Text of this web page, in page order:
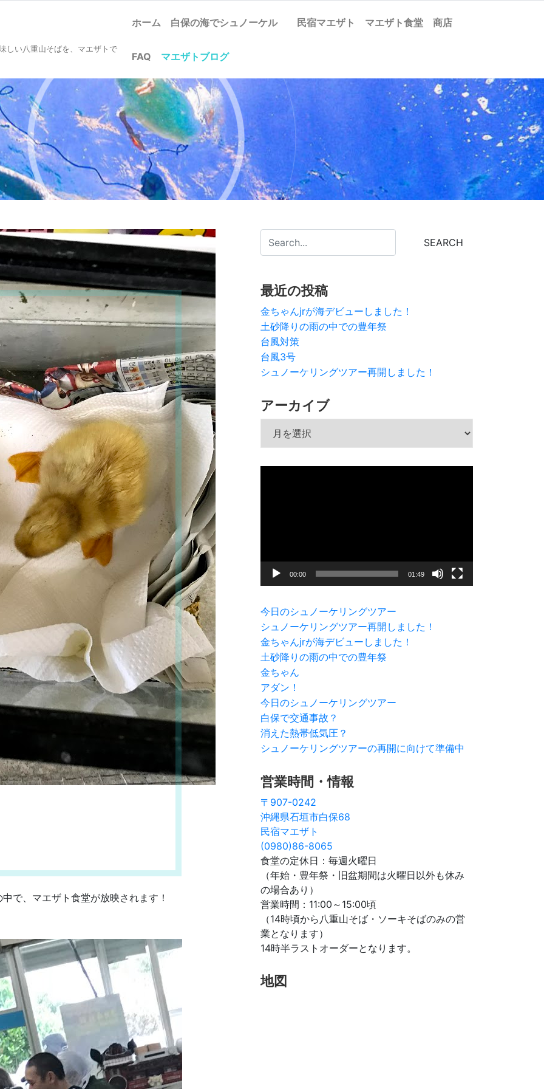
しい八重山そばを、マエザトで
ホーム 白保の海でシュノーケル 民宿マエザト マエザト食堂 商店
FAQ マエザトブログ
で、マエザト食堂が放映されます！
最近の投稿
金ちゃんjrが海デビューしました！
土砂降りの雨の中での豊年祭
台風対策
台風3号
シュノーケリングツアー再開しました！
アーカイブ
ー
00:00 01:49
今日のシュノーケリングツアー
シュノーケリングツアー再開しました！
金ちゃんjrが海デビューしました！
土砂降りの雨の中での豊年祭
金ちゃん
アダン！
今日のシュノーケリングツアー
白保で交通事故？
消えた熱帯低気圧？
シュノーケリングツアーの再開に向けて準備中
営業時間・情報
〒907-0242
沖縄県石垣市白保68
民宿マエザト
(0980)86-8065
食堂の定休日：毎週火曜日
（年始・豊年祭・旧盆期間は火曜日以外も休み
の場合あり）
営業時間：11:00～15:00頃
（14時頃から八重山そば・ソーキそばのみの営
業となります）
14時半ラストオーダーとなります。
地図